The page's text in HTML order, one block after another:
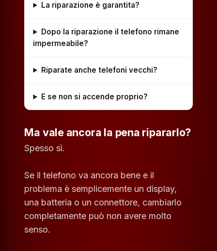
La riparazione è garantita?
Dopo la riparazione il telefono rimane
impermeabile?
Riparate anche telefoni vecchi?
E se non si accende proprio?
Ma vale ancora la pena ripararlo?
Spesso sì.
Se il telefono va ancora bene e il
problema è semplicemente un display,
una batteria o un connettore, cambiarlo
completamente può non avere molto
senso.